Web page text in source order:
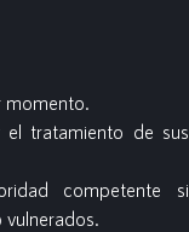
momento.
el tratamiento de sus
competente si
vulnerados.